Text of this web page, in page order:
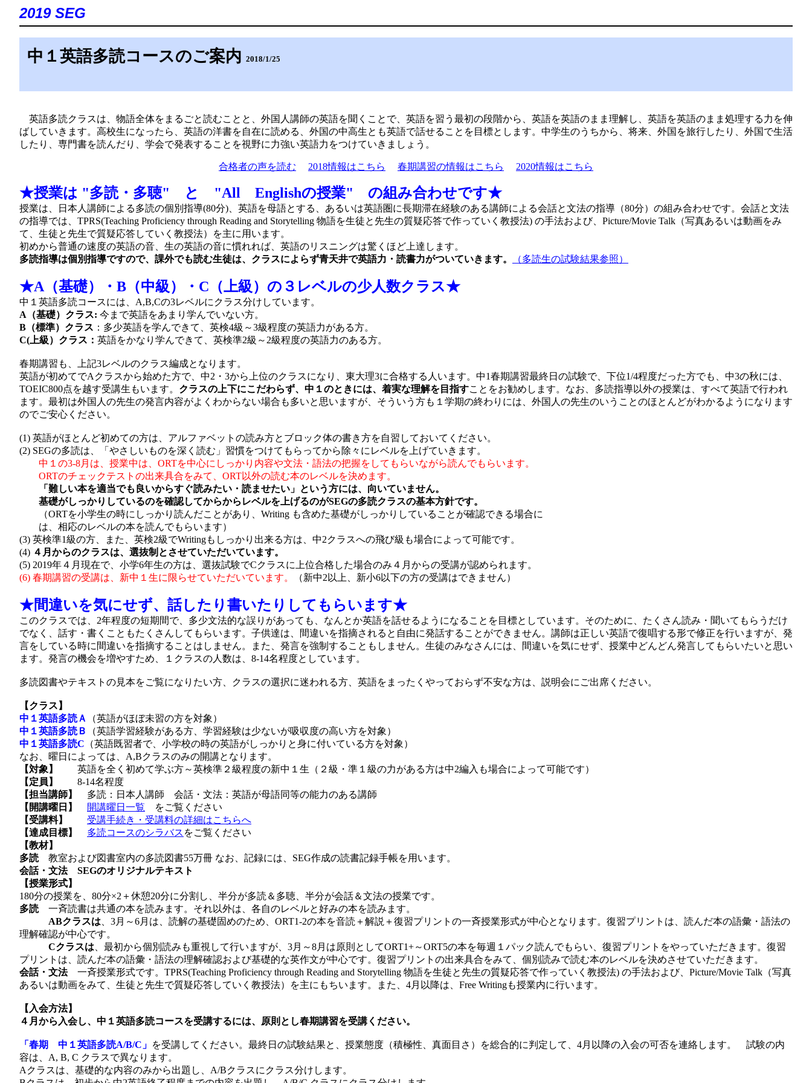
2019 SEG
中１英語多読コースのご案内2018/1/25
英語多読クラスは、物語全体をまるごと読むことと、外国人講師の英語を聞くことで、英語を習う最初の段階から、英語を英語のまま理解し、英語を英語のまま処理する力を伸
ばしていきます。高校生になったら、英語の洋書を自在に読める、外国の中高生とも英語で話せることを目標とします。中学生のうちから、将来、外国を旅行したり、外国で生活
したり、専門書を読んだり、学会で発表することを視野に力強い英語力をつけていきましょう。
合格者の声を読む 2018情報はこちら 春期講習の情報はこちら 2020情報はこちら
★授業は "多読・多聴" と "All Englishの授業" の組み合わせです★
授業は、日本人講師による多読の個別指導(80分)、英語を母語とする、あるいは英語圏に長期滞在経験のある講師による会話と文法の指導（80分）の組み合わせです。会話と文法
の指導では、TPRS(Teaching Proficiency through Reading and Storytelling 物語を生徒と先生の質疑応答で作っていく教授法) の手法および、Picture/Movie Talk（写真あるいは動画をみ
て、生徒と先生で質疑応答していく教授法）を主に用います。
初めから普通の速度の英語の音、生の英語の音に慣れれば、英語のリスニングは驚くほど上達します。
多読指導は個別指導ですので、課外でも読む生徒は、クラスによらず青天井で英語力・読書力がついていきます。
（多読生の試験結果参照）
★A（基礎）・B（中級） ・C（上級） の３レベルの少人数クラス★
中１英語多読コースには、A,B,Cの3レベルにクラス分けしています。
A（基礎）クラス: 今まで英語をあまり学んでいない方。
B（標準）クラス ：多少英語を学んできて、英検4級～3級程度の英語力がある方。
C(上級）クラス： 英語をかなり学んできて、英検準2級～2級程度の英語力のある方。
春期講習も、上記3レベルのクラス編成となります。
英語が初めてでAクラスから始めた方で、中2・3から上位のクラスになり、東大理3に合格する人います。中1春期講習最終日の試験で、下位1/4程度だった方でも、中3の秋には、
TOEIC800点を越す受講生もいます。 クラスの上下にこだわらず、中１のときには、着実な理解を目指すことをお勧めします。なお、多読指導以外の授業は、すべて英語で行われ
ます。最初は外国人の先生の発言内容がよくわからない場合も多いと思いますが、そういう方も１学期の終わりには、外国人の先生のいうことのほとんどがわかるようになります
のでご安心ください。
(1) 英語がほとんど初めての方は、アルファベットの読み方とブロック体の書き方を自習しておいてください。
(2) SEGの多読は、「やさしいものを深く読む」習慣をつけてもらってから除々にレベルを上げていきます。
中１の3-8月は、授業中は、ORTを中心にしっかり内容や文法・語法の把握をしてもらいながら読んでもらいます。
ORTのチェックテストの出来具合をみて、ORT以外の読む本のレベルを決めます。
「難しい本を適当でも良いからすぐ読みたい・読ませたい」という方には、向いていません。
基礎がしっかりしているのを確認してからからレベルを上げるのがSEGの多読クラスの基本方針です。
（ORTを小学生の時にしっかり読んだことがあり、Writing も含めた基礎がしっかりしていることが確認できる場合に
は、相応のレベルの本を読んでもらいます）
(3) 英検準1級の方、また、英検2級でWritingもしっかり出来る方は、中2クラスへの飛び級も場合によって可能です。
(4) ４月からのクラスは、選抜制とさせていただいています。
(5) 2019年４月現在で、小学6年生の方は、選抜試験でCクラスに上位合格した場合のみ４月からの受講が認められます。
(6) 春期講習の受講は、新中１生に限らせていただいています。
（新中2以上、新小6以下の方の受講はできません）
★間違いを気にせず、話したり書いたりしてもらいます★
このクラスでは、2年程度の短期間で、多少文法的な誤りがあっても、なんとか英語を話せるようになることを目標としています。そのために、たくさん読み・聞いてもらうだけ
でなく、話す・書くこともたくさんしてもらいます。子供達は、間違いを指摘されると自由に発話することができません。講師は正しい英語で復唱する形で修正を行いますが、発
言をしている時に間違いを指摘することはしません。また、発言を強制することもしません。生徒のみなさんには、間違いを気にせず、授業中どんどん発言してもらいたいと思い
ます。発言の機会を増やすため、１クラスの人数は、8-14名程度としています。
多読図書やテキストの見本をご覧になりたい方、クラスの選択に迷われる方、英語をまったくやっておらず不安な方は、説明会にご出席ください。
【クラス】
中１英語多読Ａ
（英語がほぼ未習の方を対象）
中１英語多読Ｂ
（英語学習経験がある方、学習経験は少ないが吸収度の高い方を対象）
中１英語多読C （英語既習者で、小学校の時の英語がしっかりと身に付いている方を対象）
なお、曜日によっては、A,Bクラスのみの開講となります。
【対象】
英語を全く初めて学ぶ方～英検準２級程度の新中１生（２級・準１級の力がある方は中2編入も場合によって可能です）
【定員】
8-14名程度
【担当講師】
多読：日本人講師 会話・文法：英語が母語同等の能力のある講師
【開講曜日】
開講曜日一覧 をご覧ください
【受講料】
受講手続き・受講料の詳細はこちらへ
【達成目標】
多読コースのシラバス をご覧ください
【教材】
多読教室および図書室内の多読図書55万冊 なお、記録には、SEG作成の読書記録手帳を用います。
会話・文法
SEGのオリジナルテキスト
【授業形式】
180分の授業を、80分×2＋休憩20分に分割し、半分が多読＆多聴、半分が会話＆文法の授業です。
多読一斉読書は共通の本を読みます。それ以外は、各自のレベルと好みの本を読みます。
ABクラスは 、3月～6月は、読解の基礎固めのため、ORT1-2の本を音読＋解説＋復習プリントの一斉授業形式が中心となります。復習プリントは、読んだ本の語彙・語法の
理解確認が中心です。
Cクラスは 、最初から個別読みも重視して行いますが、3月～8月は原則としてORT1+～ORT5の本を毎週１パック読んでもらい、復習プリントをやっていただきます。復習
プリントは、読んだ本の語彙・語法の理解確認および基礎的な英作文が中心です。復習プリントの出来具合をみて、個別読みで読む本のレベルを決めさせていただきます。
会話・文法一斉授業形式です。TPRS(Teaching Proficiency through Reading and Storytelling 物語を生徒と先生の質疑応答で作っていく教授法) の手法および、Picture/Movie Talk（写真
あるいは動画をみて、生徒と先生で質疑応答していく教授法）を主にもちいます。また、4月以降は、Free Writingも授業内に行います。
【入会方法】
４月から入会し、中１英語多読コースを受講するには、原則とし春期講習を受講ください。
「春期 中１英語多読A/B/C」 を受講してください。最終日の試験結果と、授業態度（積極性、真面目さ）を総合的に判定して、4月以降の入会の可否を連絡します。 試験の内
容は、A, B, C クラスで異なります。
Aクラスは、基礎的な内容のみから出題し、A/Bクラスにクラス分けします。